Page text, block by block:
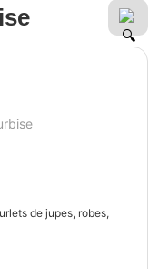
de jupes, robes,